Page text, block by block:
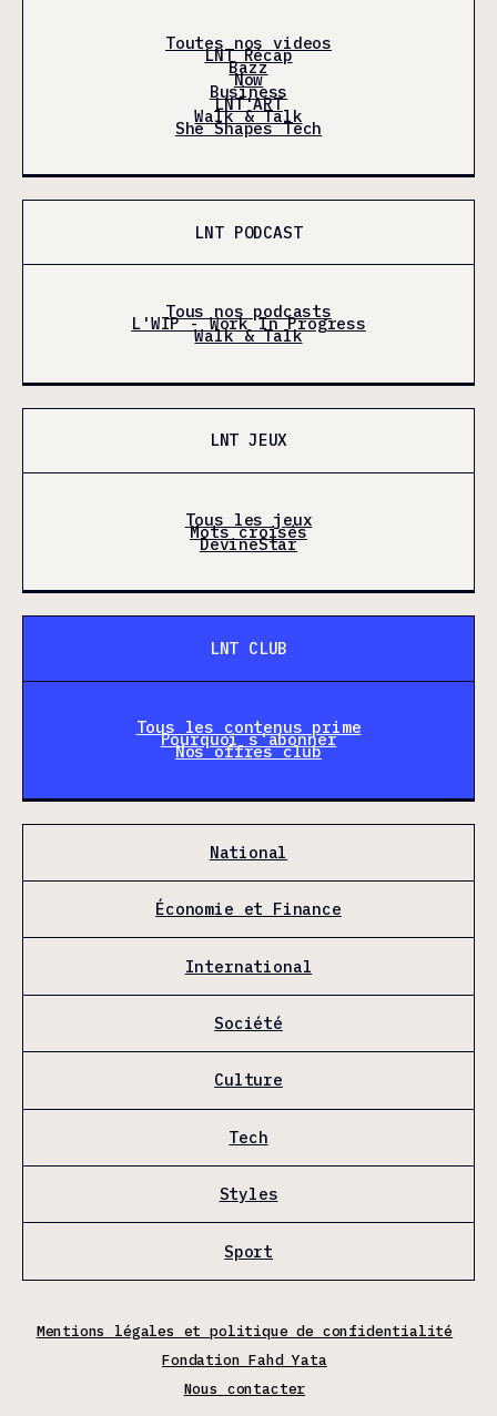
Toutes nos videos
LNT Récap
Bazz
Now
Business
LNT'ART
Walk & Talk
She Shapes Tech
LNT PODCAST
Tous nos podcasts
L'WIP - Work In Progress
Walk & Talk
LNT JEUX
Tous les jeux
Mots croisés
DevineStar
LNT CLUB
Tous les contenus prime
Pourquoi s'abonner
Nos offres club
National
Économie et Finance
International
Société
Culture
Tech
Styles
Sport
Mentions légales et politique de confidentialité
Fondation Fahd Yata
Nous contacter